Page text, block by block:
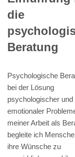
die
Beratung
Psychologische
bei der Lösung
psychologischer und
emotionaler
meiner Arbeit als
begleite ich
ihre Wünsche zu